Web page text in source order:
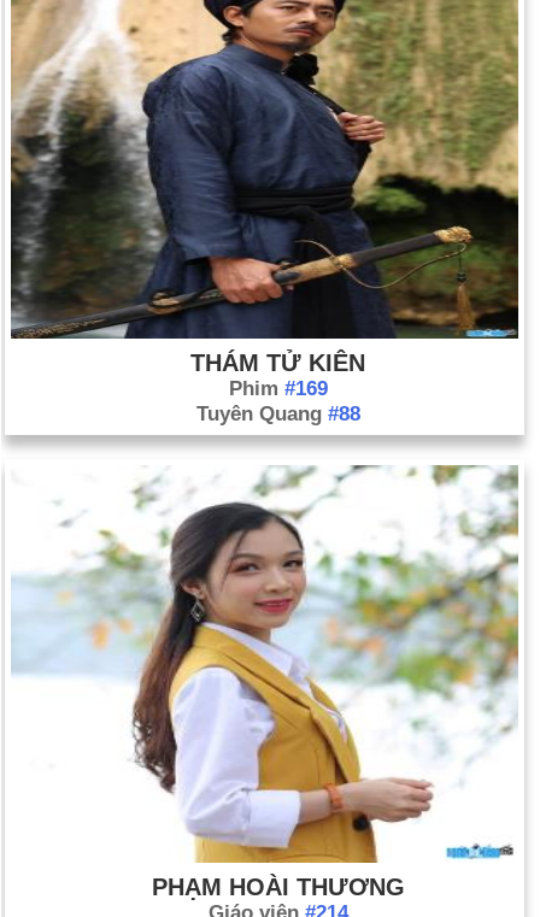
THÁM TỬ KIÊN
Phim #169
Tuyên Quang #88
PHẠM HOÀI THƯƠNG